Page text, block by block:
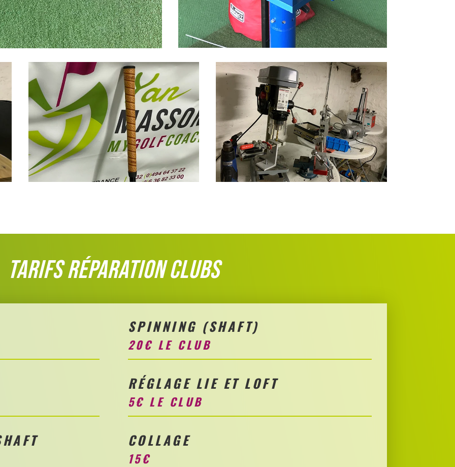
Tarifs réparation clubs
SPINNING (SHAFT)
20€ LE CLUB
RÉGLAGE LIE ET LOFT
5€ LE CLUB
COLLAGE
15€